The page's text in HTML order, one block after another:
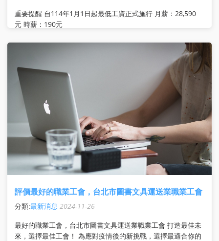
重要提醒 自114年1月1日起最低工資正式施行 月薪：28,590
元 時薪：190元
評價最好的職業工會，台北市圖書文具運送業職業工會
分類:最新消息 2024-11-26
最好的職業工會，台北市圖書文具運送業職業工會 打造最佳未
來，選擇最佳工會！ 為應對疫情後的新挑戰，選擇最適合你的